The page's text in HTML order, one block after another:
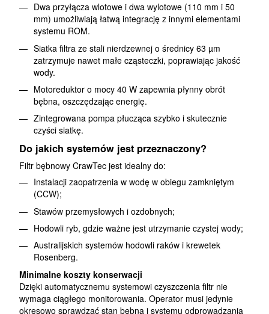
Dwa przyłącza wlotowe i dwa wylotowe (110 mm i 50
mm) umożliwiają łatwą integrację z innymi elementami
systemu ROM.
Siatka filtra ze stali nierdzewnej o średnicy 63 µm
zatrzymuje nawet małe cząsteczki, poprawiając jakość
wody.
Motoreduktor o mocy 40 W zapewnia płynny obrót
bębna, oszczędzając energię.
Zintegrowana pompa płucząca szybko i skutecznie
czyści siatkę.
Do jakich systemów jest przeznaczony?
Filtr bębnowy CrawTec jest idealny do:
Instalacji zaopatrzenia w wodę w obiegu zamkniętym
(CCW);
Stawów przemysłowych i ozdobnych;
Hodowli ryb, gdzie ważne jest utrzymanie czystej wody;
Australijskich systemów hodowli raków i krewetek
Rosenberg.
Minimalne koszty konserwacji
Dzięki automatycznemu systemowi czyszczenia filtr nie
wymaga ciągłego monitorowania. Operator musi jedynie
okresowo sprawdzać stan bębna i systemu odprowadzania